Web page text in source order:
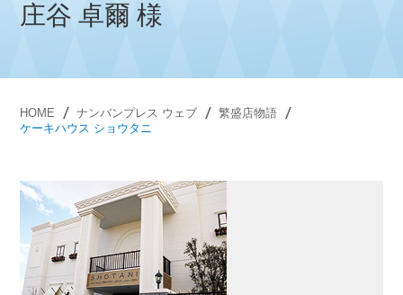
庄谷 卓爾 様
HOME ナンバンプレス ウェブ
繁盛店物語
ケーキハウス ショウタニ